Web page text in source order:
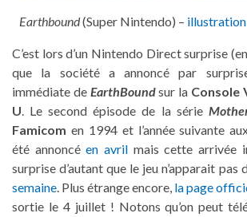
Earthbound(Super Nintendo) – illustration
C’est lors d’un Nintendo Direct surprise
que la société a annoncé par
immédiate de EarthBoundsur la Console
U. Le second épisode de la série
Famicom en 1994 et l’année suivante
été annoncéen avril mais cette arrivée
surprise d’autant que le jeu n’apparait pas
semaine. Plus étrange encore, la page
sortie le 4 juillet ! Notons qu’on peut